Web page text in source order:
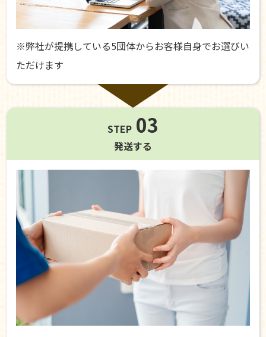
※弊社が提携している5団体からお客様自身でお選びい
ただけます
STEP 03
発送する